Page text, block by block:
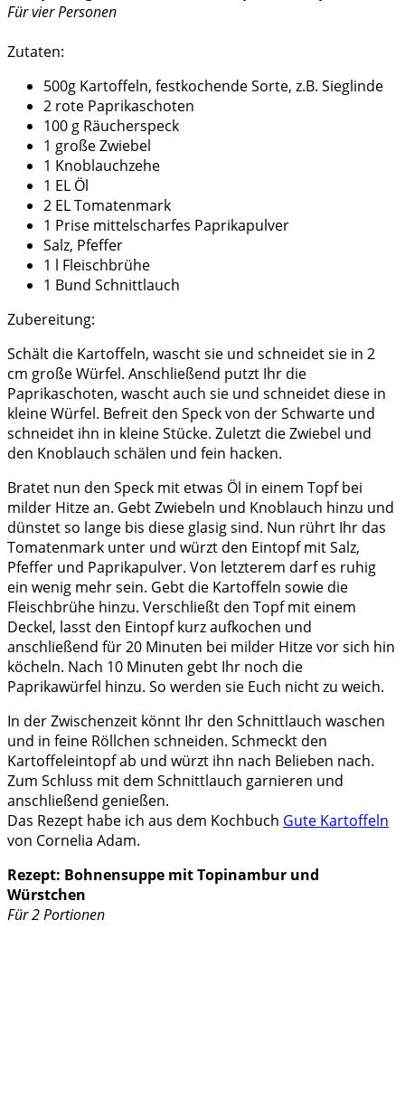
Für vier Personen
Zutaten:
500g Kartoffeln, festkochende Sorte, z.B. Sieglinde
2 rote Paprikaschoten
100 g Räucherspeck
1 große Zwiebel
1 Knoblauchzehe
1 EL Öl
2 EL Tomatenmark
1 Prise mittelscharfes Paprikapulver
Salz, Pfeffer
1 l Fleischbrühe
1 Bund Schnittlauch
Zubereitung:
Schält die Kartoffeln, wascht sie und schneidet sie in 2
cm große Würfel. Anschließend putzt Ihr die
Paprikaschoten, wascht auch sie und schneidet diese in
kleine Würfel. Befreit den Speck von der Schwarte und
schneidet ihn in kleine Stücke. Zuletzt die Zwiebel und
den Knoblauch schälen und fein hacken.
Bratet nun den Speck mit etwas Öl in einem Topf bei
milder Hitze an. Gebt Zwiebeln und Knoblauch hinzu und
dünstet so lange bis diese glasig sind. Nun rührt Ihr das
Tomatenmark unter und würzt den Eintopf mit Salz,
Pfeffer und Paprikapulver. Von letzterem darf es ruhig
ein wenig mehr sein. Gebt die Kartoffeln sowie die
Fleischbrühe hinzu. Verschließt den Topf mit einem
Deckel, lasst den Eintopf kurz aufkochen und
anschließend für 20 Minuten bei milder Hitze vor sich hin
köcheln. Nach 10 Minuten gebt Ihr noch die
Paprikawürfel hinzu. So werden sie Euch nicht zu weich.
In der Zwischenzeit könnt Ihr den Schnittlauch waschen
und in feine Röllchen schneiden. Schmeckt den
Kartoffeleintopf ab und würzt ihn nach Belieben nach.
Zum Schluss mit dem Schnittlauch garnieren und
anschließend genießen.
Das Rezept habe ich aus dem Kochbuch Gute Kartoffeln
von Cornelia Adam.
Rezept: Bohnensuppe mit Topinambur und
Würstchen
Für 2 Portionen